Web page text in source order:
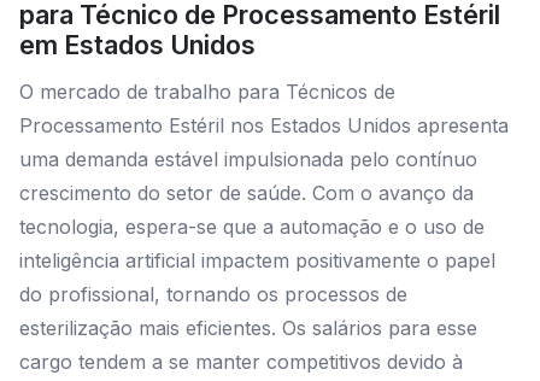
para Técnico de Processamento Estéril
em Estados Unidos
O mercado de trabalho para Técnicos de
Processamento Estéril nos Estados Unidos apresenta
uma demanda estável impulsionada pelo contínuo
crescimento do setor de saúde. Com o avanço da
tecnologia, espera-se que a automação e o uso de
inteligência artificial impactem positivamente o papel
do profissional, tornando os processos de
esterilização mais eficientes. Os salários para esse
cargo tendem a se manter competitivos devido à